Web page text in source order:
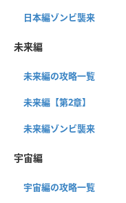
日本編ゾンビ襲来
未来編
未来編の攻略一覧
未来編【第2章】
未来編ゾンビ襲来
宇宙編
宇宙編の攻略一覧